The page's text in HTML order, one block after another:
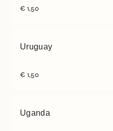
€ 1,50
Uruguay
€ 1,50
Uganda